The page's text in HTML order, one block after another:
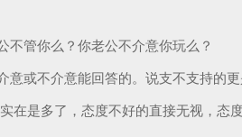
不管你么？你老公不介意你玩么？
或不介意能回答的。说支不支持的更
是多了，态度不好的直接无视，态